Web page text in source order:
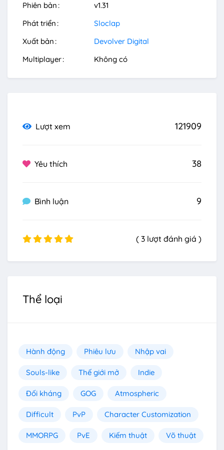
Phiên bản
v1.31
Phát triển
Sloclap
Xuất bản
Devolver Digital
Multiplayer
Không có
Lượt xem 121909
Yêu thích 38
Bình luận 9
( 3 lượt đánh giá )
Thể loại
Hành động Phiêu lưu Nhập vai
Souls-like Thế giới mở Indie
Đối kháng GOG Atmospheric
Difficult PvP Character Customization
MMORPG PvE Kiếm thuật Võ thuật